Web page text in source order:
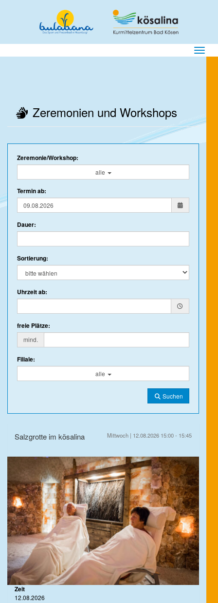
Menü
Zeremonien und Workshops
Zeremonie/Workshop:
alle
Termin ab:
Dauer:
Sortierung:
Uhrzeit ab:
freie Plätze:
mind.
Filiale:
alle
Suchen
Salzgrotte im kösalina Mittwoch | 12.08.2026 15:00 - 15:45
Zeit
12.08.2026